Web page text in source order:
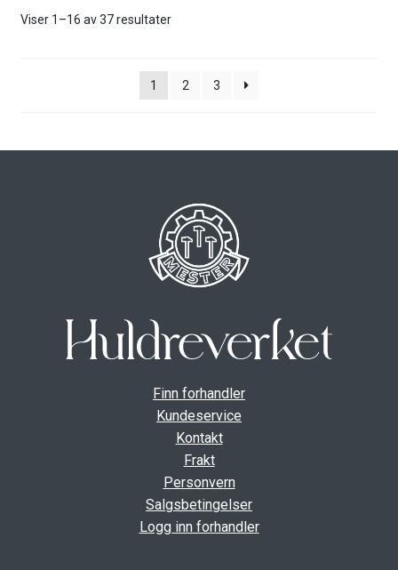
Viser 1–16 av 37 resultaterSortert
1
2 3
Finn forhandler
Kundeservice
Kontakt
Frakt
Personvern
Salgsbetingelser
Logg inn forhandler